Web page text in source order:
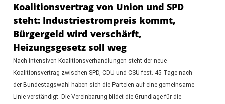
Koalitionsvertrag von Union und SPD
steht: Industriestrompreis kommt,
Bürgergeld wird verschärft,
Heizungsgesetz soll weg
Nach intensiven Koalitionsverhandlungen steht der neue
Koalitionsvertrag zwischen SPD, CDU und CSU fest. 45 Tage nach
der Bundestagswahl haben sich die Parteien auf eine gemeinsame
Linie verständigt. Die Vereinbarung bildet die Grundlage für die